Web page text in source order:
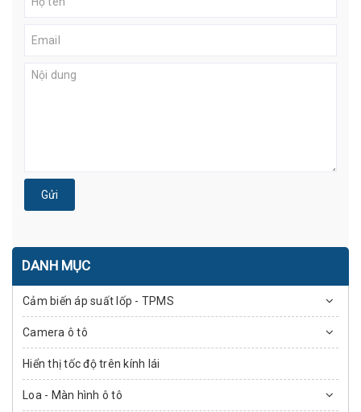
Gửi
DANH MỤC
Cảm biến áp suất lốp - TPMS
Camera ô tô
Hiển thị tốc độ trên kính lái
Loa - Màn hình ô tô